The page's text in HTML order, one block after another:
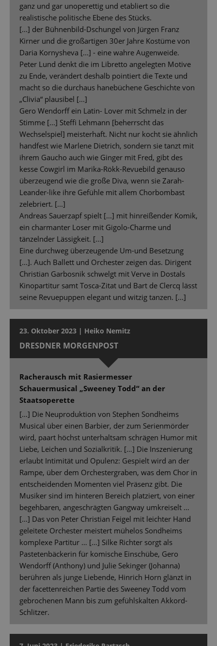
ganz und gar unoperettig und etabliert so die
realistische politische Ebene des Stücks.
[...] der Bühnenbild-Dschungel von Jürgen Franz
Kirner und die großartigen 30er Jahre Kostüme von
Daria Kornysheva [...] - eine wahre Augenweide.
Peter Lund denkt die im Libretto angelegten Motive
zu Ende, verändert deshalb pointiert die Texte und
macht so die durchaus hanebüchene Geschichte von
„Clivia“ plausibel [...]
Gero Wendorff ein Latin- Lover mit Schmelz in der
Stimme [...] Steffi Lehmann [beherrscht das
Wechselspiel] meisterhaft. Nicht nur kocht sie ähnlich
handfest wie Marlene Dietrich, sondern sie tanzt mit
ihrem Gaucho auch wie Ginger mit Fred, gibt des
kesse Cowgirl im Marika-Rökk-Revuebild genauso
überzeugend wie die große Diva, wenn sie Zarah-
Leander-like ihre Gefühle mit allem Chorbombast
zelebriert. [...]
Andreas Sauerzapf spielt [...] mit hinreißender Komik,
ein charmanter Loser mit Gigolo-Charme und
tänzelnder Lässigkeit. [...]
Eine durchweg überzeugende Um-und Besetzung
[...]. Auch Ballett und Orchester zeigen das. Dirigent
Christian Garbosnik schwelgt mit Verve in Dostals
Kinopartitur samt Tosca-Zitat und Bart de Clercq lässt
seine Revuepuppen elegant und witzig tanzen. [...]
23. Oktober 2023 | Heiko Nemitz
DRESDNER MORGENPOST
Racherausch mit Rasiermesser
Schauermusical „Sweeney Todd“ an der
Staatsoperette
[…] Die Neuproduktion von Stephen Sondheims
Musical über einen Barbier, der zum Serienmörder
wird, paart höchst unterhaltsam schrägen Humor mit
Liebe, Leichen und Sozialkritik. […] Die Inszenierung
erlaubt Intimität und Opulenz: Gespielt wird an der
Rampe, über dem Orchestergraben, was dem Chor in
entscheidenden Momenten viel Präsenz gibt. Die
Musiker sind im hinteren Bereich platziert, von einer
begehbaren, angeschrägten Gangway umkreiselt …
[…] Das von Peter Christian Feigel mit leichter Hand
geleitete Orchester meistert mühelos Sondheims
komplexe Partitur … […] Silke Richter sorgt als
Pastetenbäckerin für komische Einschübe, Gero
Wendorff (Anthony) und Julie Sekinger (Johanna)
berühren als junge Liebende, Hinrich Horn glänzt in
der facettenreichen Partie des Sweeney Todd vom
gebrochenen Mann bis zum gefühlskalten Akkord-
Schlitzer.